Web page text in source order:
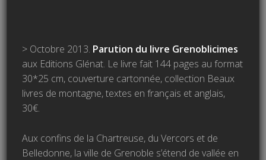
> Octobre 2013. Parution du livre Grenoblicimes
aux Editions Glénat. Le livre fait 144 pages au format
30*25 cm, couverture cartonnée, collection Beaux
livres de montagne, textes en français et anglais,
30€.
Aux confins de la Chartreuse, du Vercors et de
Belledonne, la ville de Grenoble s’étend de vallée en